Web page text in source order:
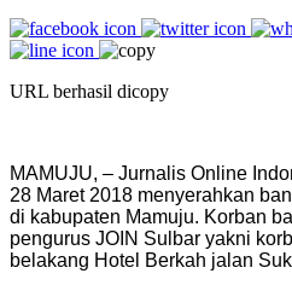
URL berhasil dicopy
MAMUJU, – Jurnalis Online
28 Maret 2018 menyerahkan
di kabupaten Mamuju. Korban
pengurus JOIN Sulbar yakni
belakang Hotel Berkah jalan